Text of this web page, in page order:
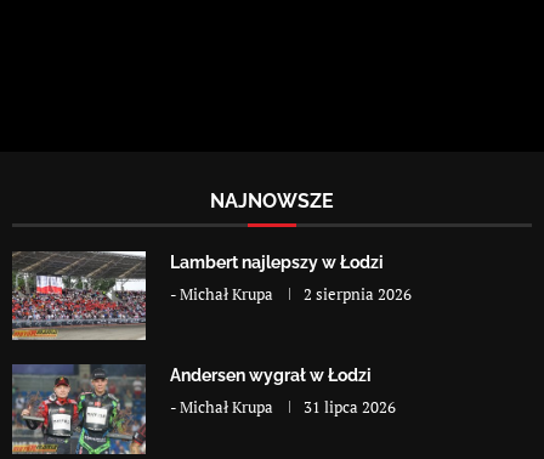
NAJNOWSZE
Lambert najlepszy w Łodzi
-Michał Krupa 2 sierpnia 2026
Andersen wygrał w Łodzi
-Michał Krupa 31 lipca 2026